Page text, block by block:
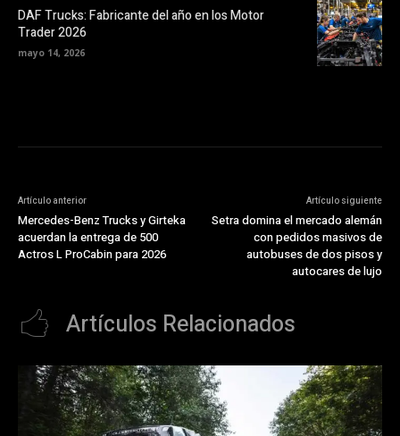
DAF Trucks: Fabricante del año en los Motor
Trader 2026
mayo 14, 2026
Artículo anterior
Mercedes-Benz Trucks y Girteka
acuerdan la entrega de 500
Actros L ProCabin para 2026
Artículo siguiente
Setra domina el mercado alemán
con pedidos masivos de
autobuses de dos pisos y
autocares de lujo
Artículos Relacionados